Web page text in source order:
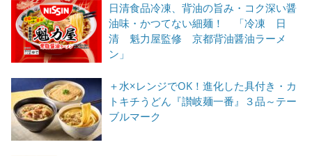
日清食品冷凍、背油の旨み・コク深い醤
油味・かつてない細麺！ 「冷凍 日
清 魁力屋監修 京都背油醤油ラーメ
ン」
＋水×レンジでOK！進化した具付き・カ
トキチうどん『讃岐麺一番』３品～テー
ブルマーク